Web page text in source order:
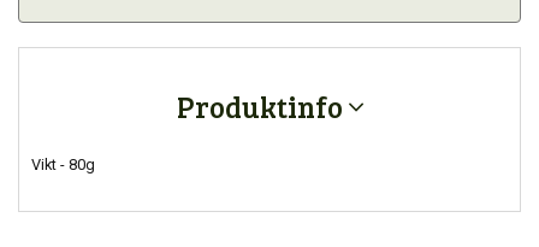
Produktinfo
Vikt - 80g